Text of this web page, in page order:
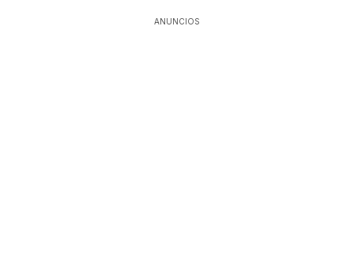
ANUNCIOS